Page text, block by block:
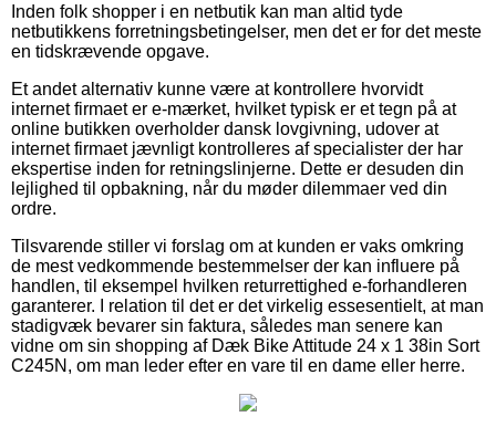
Inden folk shopper i en netbutik kan man altid tyde
netbutikkens forretningsbetingelser, men det er for det meste
en tidskrævende opgave.
Et andet alternativ kunne være at kontrollere hvorvidt
internet firmaet er e-mærket, hvilket typisk er et tegn på at
online butikken overholder dansk lovgivning, udover at
internet firmaet jævnligt kontrolleres af specialister der har
ekspertise inden for retningslinjerne. Dette er desuden din
lejlighed til opbakning, når du møder dilemmaer ved din
ordre.
Tilsvarende stiller vi forslag om at kunden er vaks omkring
de mest vedkommende bestemmelser der kan influere på
handlen, til eksempel hvilken returrettighed e-forhandleren
garanterer. I relation til det er det virkelig essesentielt, at man
stadigvæk bevarer sin faktura, således man senere kan
vidne om sin shopping af Dæk Bike Attitude 24 x 1 38in Sort
C245N, om man leder efter en vare til en dame eller herre.